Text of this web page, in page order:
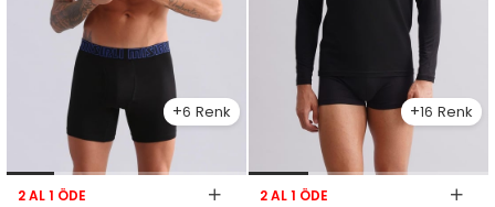
6
2 AL 1 ÖDE
16
2 AL 1 ÖDE